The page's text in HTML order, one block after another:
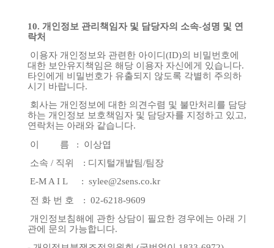
10. 개인정보 관리책임자 및 담당자의 소속-성명 및 연
락처
이용자 개인정보와 관련한 아이디 (ID)의 비밀번호에
대한 보안유지책임은 해당 이용자 자신에게 있습니다.
타인에게
비밀번호가 유출되지 않도록 각별히
주의하
시기
바랍니다.
회사는 개인정보에 대한 의견수렴 및 불만처리를 담당
하는 개인정보 보호책임자 및 담당자를 지정하고 있고,
연락처는 아래와 같습니다.
이
름 :
이상엽
소속 / 직위 : 디지털개발팀/팀장
E-M A I L : sylee@2sens.co.kr
전 화 번 호 : 02-6218-9609
개인정보침해에
관한 상담이 필요한 경우에는 아래 기
관에
문의 가능합니다.